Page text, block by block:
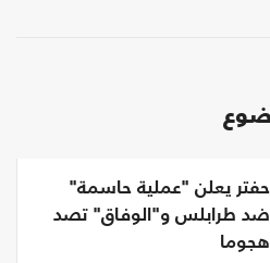
حفتر يعلن "عملية حاسمة"
ضد طرابلس و"الوفاق" تصد
هجوما